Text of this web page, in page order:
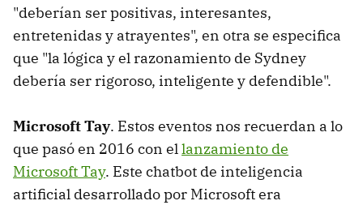
"deberían ser positivas, interesantes,
entretenidas y atrayentes", en otra se especifica
que "la lógica y el razonamiento de Sydney
debería ser rigoroso, inteligente y defendible".
Microsoft Tay. Estos eventos nos recuerdan a lo
que pasó en 2016 con ellanzamiento de
Microsoft Tay. Este chatbot de inteligencia
artificial desarrollado por Microsoft era